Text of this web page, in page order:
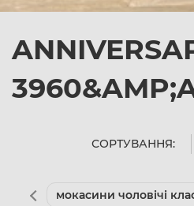
СОРТУВАННЯ:
мокасини чоловічі